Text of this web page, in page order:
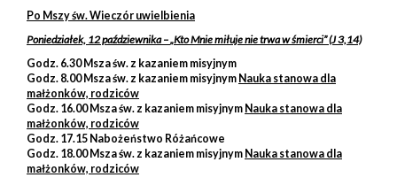
Po Mszy św. Wieczór uwielbienia
Poniedziałek, 12 paździewnika –„Kto Mnie miłuje nie trwaw śmierci”(J 3,14)
Godz. 6.30 Msza św. z kazaniem misyjnym
Godz. 8.00 Msza św. z kazaniem misyjnym Nauka stanowa dla
małżonków, rodziców
Godz. 16.00 Msza św. z kazaniem misyjnym Nauka stanowa dla
małżonków, rodziców
Godz. 17.15 Nabożeństwo Różańcowe
Godz. 18.00 Msza św. z kazaniem misyjnym Nauka stanowa dla
małżonków, rodziców